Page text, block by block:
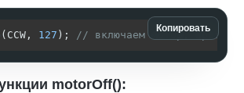
Копировать
(CCW, 127 ); // включаем мотор, против
motorOff():